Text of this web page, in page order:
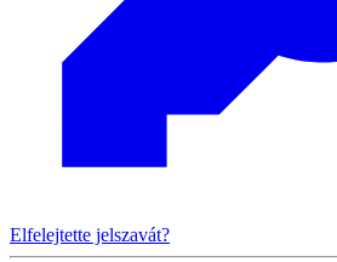
Elfelejtette jelszavát?